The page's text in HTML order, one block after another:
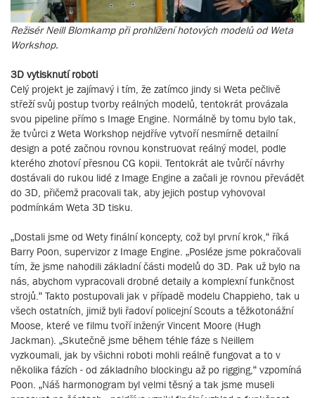
Režisér Neill Blomkamp při prohlížení hotových modelů od Weta
Workshop.
3D vytisknutí roboti
Celý projekt je zajímavý i tím, že zatímco jindy si Weta pečlivě
střeží svůj postup tvorby reálných modelů, tentokrát provázala
svou pipeline přímo s Image Engine. Normálně by tomu bylo tak,
že tvůrci z Weta Workshop nejdříve vytvoří nesmírně detailní
design a poté začnou rovnou konstruovat reálný model, podle
kterého zhotoví přesnou CG kopii. Tentokrát ale tvůrčí návrhy
dostávali do rukou lidé z Image Engine a začali je rovnou převádět
do 3D, přičemž pracovali tak, aby jejich postup vyhovoval
podmínkám Weta 3D tisku.
„Dostali jsme od Wety finální koncepty, což byl první krok,“ říká
Barry Poon, supervizor z Image Engine. „Posléze jsme pokračovali
tím, že jsme nahodili základní části modelů do 3D. Pak už bylo na
nás, abychom vypracovali drobné detaily a komplexní funkčnost
strojů.“ Takto postupovali jak v případě modelu Chappieho, tak u
všech ostatních, jimiž byli řadoví policejní Scouts a těžkotonážní
Moose, které ve filmu tvoří inženýr Vincent Moore (Hugh
Jackman). „Skutečně jsme během téhle fáze s Neillem
vyzkoumali, jak by všichni roboti mohli reálně fungovat a to v
několika fázích - od základního blockingu až po rigging,“ vzpomíná
Poon. „Náš harmonogram byl velmi těsný a tak jsme museli